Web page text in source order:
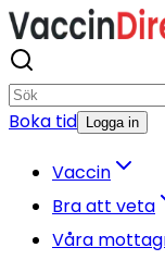
Boka tid Logga in
Vaccin
Bra att veta
Våra